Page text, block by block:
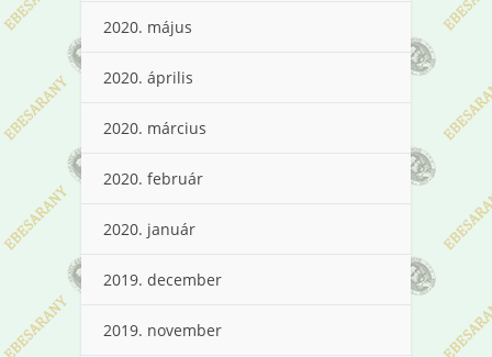
2020. május
2020. április
2020. március
2020. február
2020. január
2019. december
2019. november